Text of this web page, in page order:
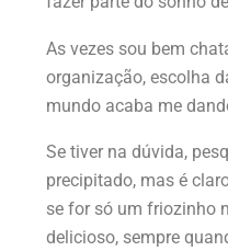
As vezes sou bem
organização, escolha
mundo acaba me
Se tiver na dúvida,
precipitado, mas é
se for só um friozinho
delicioso, sempre